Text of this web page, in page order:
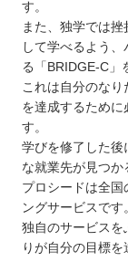
す。
また、独学では
して学べるよう
る「BRIDGE-C」
これは自分のな
を達成するため
す。
学びを修了した後
な就業先が見つか
プロシードは全
ングサービスです
独自のサービスを
りが自分の目標